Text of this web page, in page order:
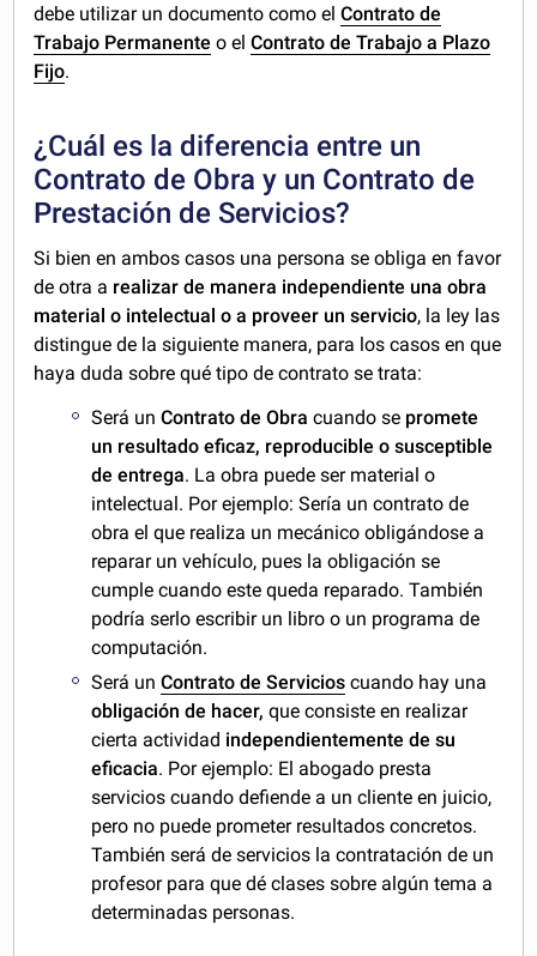
debe utilizar un documento como elContrato de
Trabajo Permanente o elContrato de Trabajo a Plazo
Fijo.
¿Cuál es la diferencia entre un
Contrato de Obra y un Contrato de
Prestación de Servicios?
Si bien en ambos casos una persona se obliga en favor
de otra a realizar de manera independiente una obra
material o intelectual o a proveer un servicio, la ley las
distingue de la siguiente manera, para los casos en que
haya duda sobre qué tipo de contrato se trata:
Será unContrato de Obra cuando se promete
un resultado eficaz, reproducible o susceptible
de entrega. La obra puede ser material o
intelectual. Por ejemplo: Sería un contrato de
obra el que realiza un mecánico obligándose a
reparar un vehículo, pues la obligación se
cumple cuando este queda reparado. También
podría serlo escribir un libro o un programa de
computación.
Será unContrato de Servicios cuando hay una
obligación de hacer, que consiste en realizar
cierta actividad independientemente de su
eficacia. Por ejemplo: El abogado presta
servicios cuando defiende a un cliente en juicio,
pero no puede prometer resultados concretos.
También será de servicios la contratación de un
profesor para que dé clases sobre algún tema a
determinadas personas.